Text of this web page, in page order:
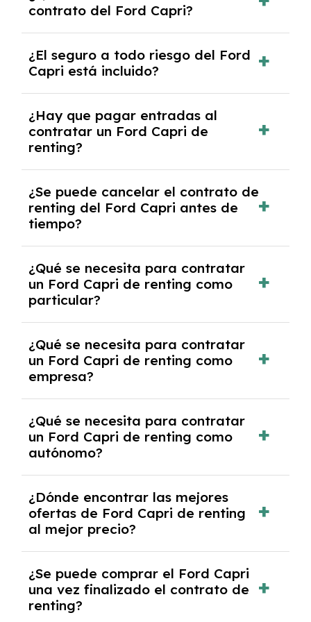
30,000 km anuales. Si excedes ese límite,
puede haber un cargo adicional.
contrato del Ford Capri?
coche, renovarlo por uno nuevo o, en algunos
casos, comprarlo a un precio previamente
acordado.
¿El seguro a todo riesgo del Ford
Capri está incluido?
Capri con el seguro a todo riesgo sin
franquicia incluido dentro de las cuotas
mensuales.
¿Hay que pagar entradas al
contratar un Ford Capri de
renting?
tendrás que pagar ningún tipo de entrada
salvo en casos que lo exija el proveedor
debido al resultado del estudio de viabilidad
económica.
¿Se puede cancelar el contrato de
renting del Ford Capri antes de
tiempo?
pero puede haber penalizaciones por
cancelación anticipada. Es importante revisar
las condiciones del contrato y hablar con un
experto que te asesore.
¿Qué se necesita para contratar
un Ford Capri de renting como
particular?
y, en algunos casos, una consulta de solvencia
crediticia y un pago inicial.
¿Qué se necesita para contratar
un Ford Capri de renting como
empresa?
documentación financiera y, en algunos
casos, un informe de solvencia de la empresa
y un pago inicial.
¿Qué se necesita para contratar
un Ford Capri de renting como
autónomo?
autónomos, justificante de ingresos y, en
algunos casos, un informe fiscal y un pago
inicial.
¿Dónde encontrar las mejores
ofertas de Ford Capri de renting
al mejor precio?
mejores ofertas de vehículos de renting con
todos los gastos incluidos y sin pagar
entradas.
¿Se puede comprar el Ford Capri
una vez finalizado el contrato de
renting?